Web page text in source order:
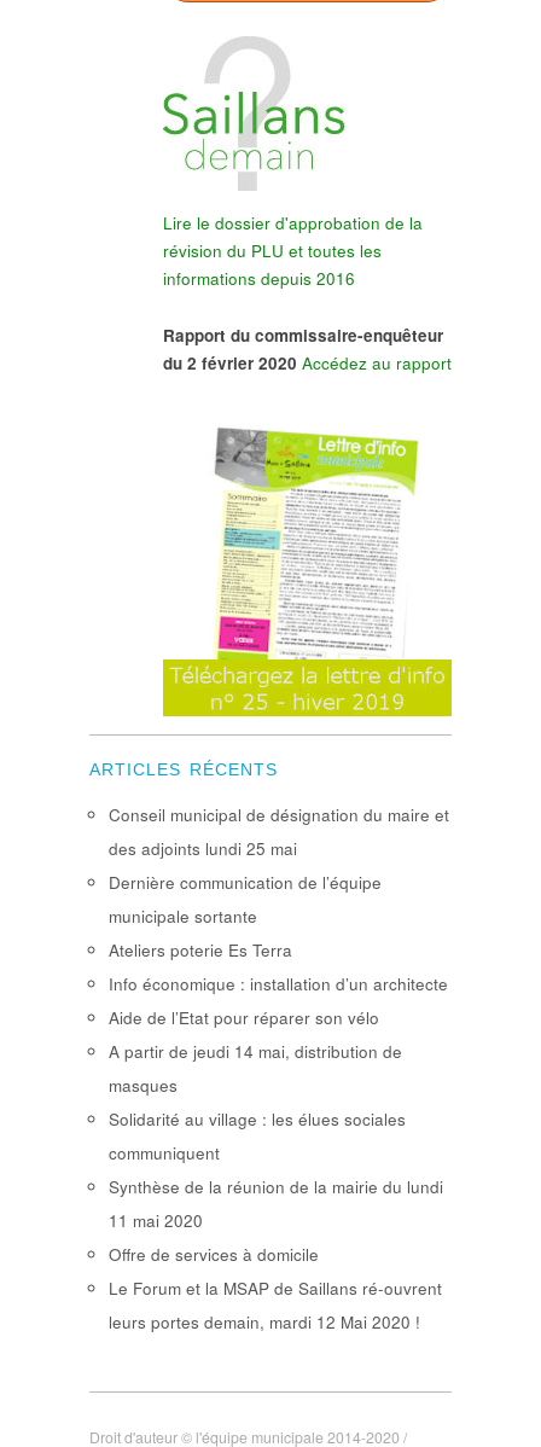
Lire le dossier d'approbation de la
révision du PLU et toutes les
informations depuis 2016
Rapport du commissaire-enquêteur
du 2 février 2020 Accédez au rapport
ARTICLES RÉCENTS
Conseil municipal de désignation du maire et
des adjoints lundi 25 mai
Dernière communication de l’équipe
municipale sortante
Ateliers poterie Es Terra
Info économique : installation d’un architecte
Aide de l’Etat pour réparer son vélo
A partir de jeudi 14 mai, distribution de
masques
Solidarité au village : les élues sociales
communiquent
Synthèse de la réunion de la mairie du lundi
11 mai 2020
Offre de services à domicile
Le Forum et la MSAP de Saillans ré-ouvrent
leurs portes demain, mardi 12 Mai 2020 !
Droit d'auteur © l'équipe municipale 2014-2020 /